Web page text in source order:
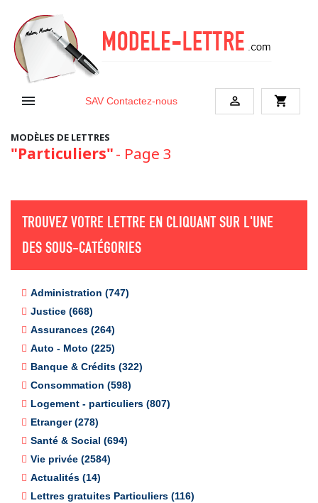
 SAV Contactez-nous  shopping_cart
MODÈLES DE LETTRES
"Particuliers"- Page 3
TROUVEZ VOTRE LETTRE EN CLIQUANT SUR L'UNE
DES SOUS-CATÉGORIES
Administration (747)
Justice (668)
Assurances (264)
Auto - Moto (225)
Banque & Crédits (322)
Consommation (598)
Logement - particuliers (807)
Etranger (278)
Santé & Social (694)
Vie privée (2584)
Actualités (14)
Lettres gratuites Particuliers (116)